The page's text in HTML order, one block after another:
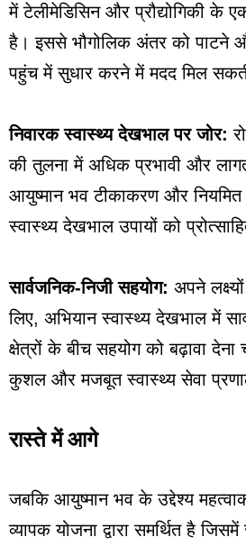
में टेलीमेडिसिन और प्रौद्योगिकी के
है। इससे भौगोलिक अंतर को पाटने
पहुंच में सुधार करने में मदद मिल
निवारक स्वास्थ्य देखभाल पर जोर:
की तुलना में अधिक प्रभावी और लागत
आयुष्मान भव टीकाकरण और
स्वास्थ्य देखभाल उपायों को
सार्वजनिक-निजी सहयोग: अपने
लिए, अभियान स्वास्थ्य देखभाल में
क्षेत्रों के बीच सहयोग को बढ़ावा
कुशल और मजबूत स्वास्थ्य सेवा
रास्ते में आगे
जबकि आयुष्मान भव के उद्देश्य
व्यापक योजना द्वारा समर्थित है